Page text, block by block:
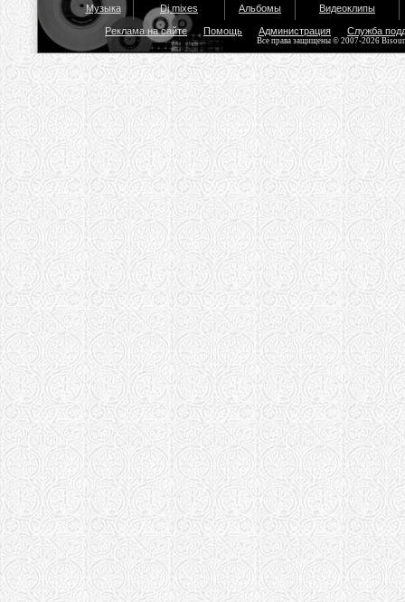
Музыка Dj mixes Альбомы Видеоклипы
Реклама на сайте Помощь Администрация Служба
Все права защищены © 2007-2026